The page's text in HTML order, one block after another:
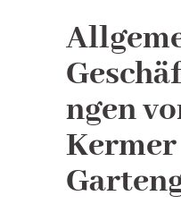
ngen
Kermer